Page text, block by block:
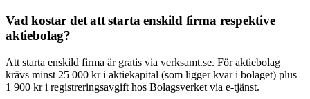
Vad kostar det att starta enskild firma respektive
aktiebolag?
Att starta enskild firma är gratis via verksamt.se. För aktiebolag
krävs minst 25 000 kr i aktiekapital (som ligger kvar i bolaget) plus
1 900 kr i registreringsavgift hos Bolagsverket via e-tjänst.